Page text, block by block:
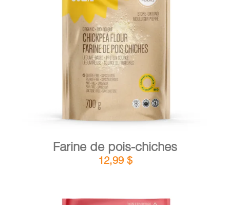
AJOUTER AU PANIER DÉTAILS
Farine de pois-chiches
12,99 $